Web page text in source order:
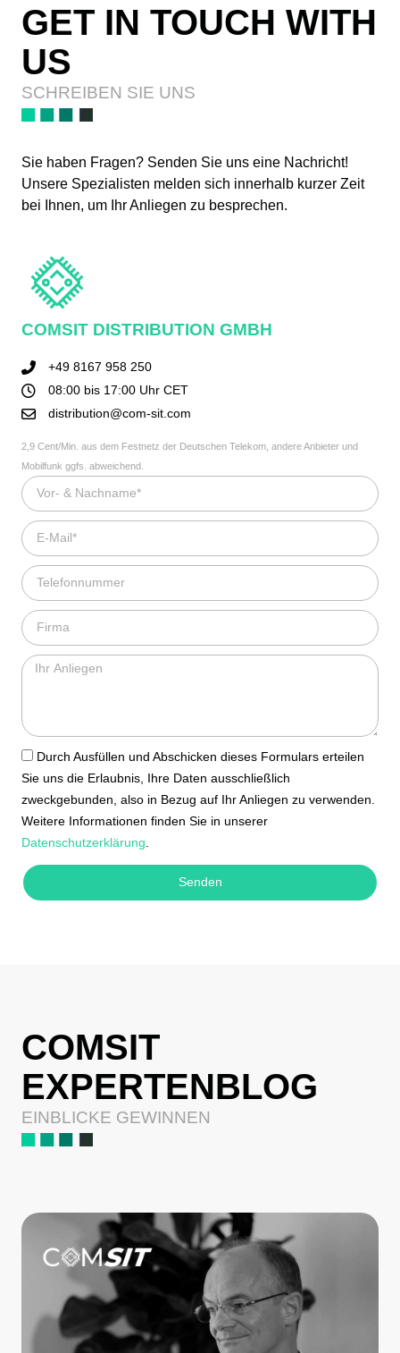
GET IN TOUCH WITH
US
SCHREIBEN SIE UNS
Sie haben Fragen? Senden Sie uns eine Nachricht!
Unsere Spezialisten melden sich innerhalb kurzer Zeit
bei Ihnen, um Ihr Anliegen zu besprechen.
COMSIT DISTRIBUTION GMBH
+49 8167 958 250
08:00 bis 17:00 Uhr CET
distribution@com-sit.com
2,9 Cent/Min. aus dem Festnetz der Deutschen Telekom, andere Anbieter und
Mobilfunk ggfs. abweichend.
Durch Ausfüllen und Abschicken dieses Formulars erteilen
Sie uns die Erlaubnis, Ihre Daten ausschließlich
zweckgebunden, also in Bezug auf Ihr Anliegen zu verwenden.
Weitere Informationen finden Sie in unserer
Datenschutzerklärung
Senden
COMSIT
EXPERTENBLOG
EINBLICKE GEWINNEN